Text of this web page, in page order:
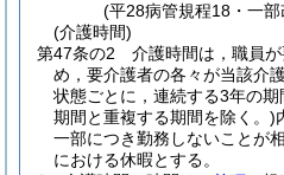
(平28病管規程18・一部
(介護時間)
第47条の2
介護時間は，職員
め，要介護者の各々が当該介
状態ごとに，連続する3年の期
期間と重複する期間を除く。)
一部につき勤務しないことが
における休暇とする。